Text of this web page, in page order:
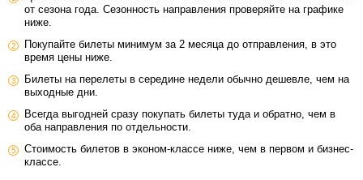
от сезона года. Сезонность направления проверяйте на графике
ниже.
Покупайте билеты минимум за 2 месяца до отправления, в это
время цены ниже.
Билеты на перелеты в середине недели обычно дешевле, чем на
выходные дни.
Всегда выгодней сразу покупать билеты туда и обратно, чем в
оба направления по отдельности.
Стоимость билетов в эконом-классе ниже, чем в первом и бизнес-
классе.